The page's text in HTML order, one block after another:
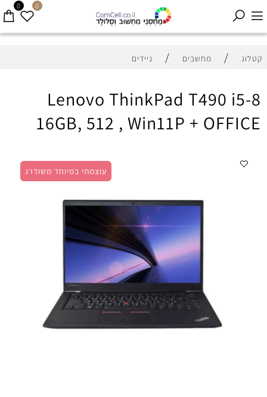
0 0
קטלוג / מחשבים / ניידים
Lenovo ThinkPad T490 i5-8
16GB, 512 , Win11P + OFFICE
עוצמתי במיוחד משודרג